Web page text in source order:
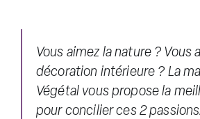
Vous aimez la nature ? Vous
décoration intérieure ? La
Végétal vous propose la
pour concilier ces 2 passions.